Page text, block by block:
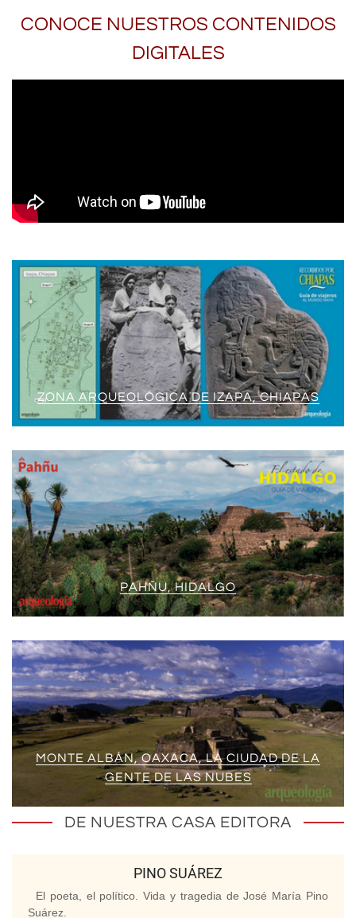
CONOCE NUESTROS CONTENIDOS
DIGITALES
ZONA ARQUEOLÓGICA DE IZAPA, CHIAPAS
PAHÑU, HIDALGO
MONTE ALBÁN, OAXACA, LA CIUDAD DE LA
GENTE DE LAS NUBES
DE NUESTRA CASA EDITORA
PINO SUÁREZ
El poeta, el político. Vida y tragedia de José María Pino
Suárez.